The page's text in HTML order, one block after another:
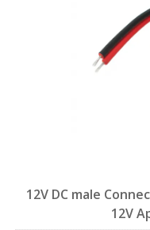
12V DC male
12V